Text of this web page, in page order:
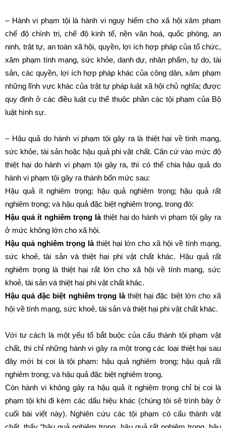
– Hành vi phạm tội là hành vi nguy hiểm cho xã hội xâm phạm
chế độ chính trị, chế độ kinh tế, nền văn hoá, quốc phòng, an
ninh, trật tự, an toàn xã hội, quyền, lợi ích hợp pháp của tổ chức,
xâm phạm tính mạng, sức khỏe, danh dự, nhân phẩm, tự do, tài
sản, các quyền, lợi ích hợp pháp khác của công dân, xâm phạm
những lĩnh vực khác của trật tự pháp luật xã hội chủ nghĩa; được
quy định ở các điều luật cụ thể thuộc phần các tội phạm của Bộ
luật hình sự.
– Hậu quả do hành vi phạm tội gây ra là thiệt hại về tính mạng,
sức khỏe, tài sản hoặc hậu quả phi vật chất. Căn cứ vào mức độ
thiệt hại do hành vi phạm tội gây ra, thì có thể chia hậu quả do
hành vi phạm tội gây ra thành bốn mức sau:
Hậu quả ít nghiêm trọng; hậu quả nghiêm trọng; hậu quả rất
nghiêm trọng; và hậu quả đặc biệt nghiêm trọng, trong đó:
Hậu quả ít nghiêm trọng làthiệt hại do hành vi phạm tội gây ra
ở mức không lớn cho xã hội.
Hậu quả nghiêm trọng làthiệt hại lớn cho xã hội về tính mạng,
sức khoẻ, tài sản và thiệt hại phi vật chất khác. Hậu quả rất
nghiêm trọng là thiệt hại rất lớn cho xã hội về tính mạng, sức
khoẻ, tài sản và thiệt hại phi vật chất khác.
Hậu quả đặc biệt nghiêm trọng làthiệt hại đặc biệt lớn cho xã
hội về tính mạng, sức khoẻ, tài sản và thiệt hại phi vật chất khác.
Với tư cách là một yếu tố bắt buộc của cấu thành tội phạm vật
chất, thì chỉ những hành vi gây ra một trong các loại thiệt hại sau
đây mới bị coi là tội phạm: hậu quả nghiêm trọng; hậu quả rất
nghiêm trọng; và hậu quả đặc biệt nghiêm trọng.
Còn hành vi không gây ra hậu quả ít nghiêm trọng chỉ bị coi là
phạm tội khi đi kèm các dấu hiệu khác (chúng tôi sẽ trình bày ở
cuối bài viết này). Nghiên cứu các tội phạm có cấu thành vật